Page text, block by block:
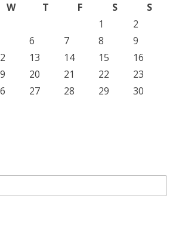
W T F S
S
1
2
6 7 8
9
13 14 15
16
20 21 22
23
27 28 29
30